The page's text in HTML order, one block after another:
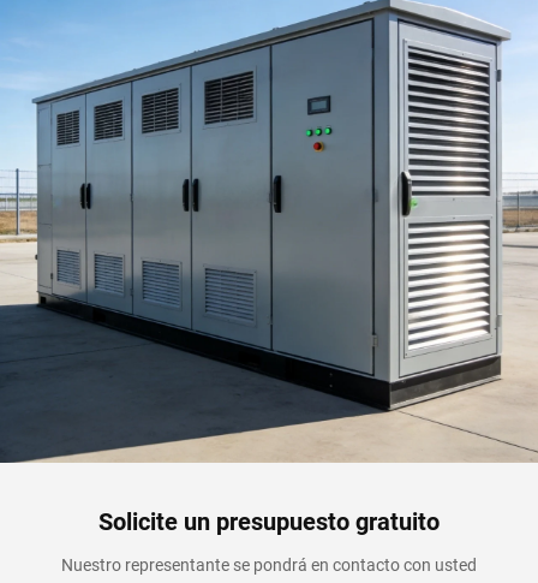
Solicite un presupuesto gratuito
Nuestro representante se pondrá en contacto con usted